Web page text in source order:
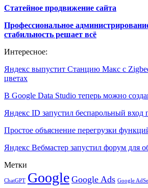
Статейное продвижение сайта
Профессиональное
стабильность решает всё
Интересное:
Яндекс выпустит Станцию Макс с
цветах
В Google Data Studio теперь можно
Яндекс ID запустил беспарольный вход
Простое объяснение перегрузки
Яндекс Вебмастер запустил форум для
Метки
ChatGPT Google Google Ads Google